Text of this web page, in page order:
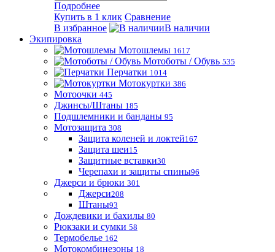
Подробнее
Купить в 1 клик Сравнение
В избранное
В наличии
Экипировка
Мотошлемы 1617
Мотоботы / Обувь 535
Перчатки 1014
Мотокуртки 386
Мотоочки 445
Джинсы/Штаны 185
Подшлемники и банданы 95
Мотозащита 308
Защита коленей и локтей167
Защита шеи15
Защитные вставки30
Черепахи и защиты спины96
Джерси и брюки 301
Джерси208
Штаны93
Дождевики и бахилы 80
Рюкзаки и сумки 58
Термобелье 162
Мотокомбинезоны 18